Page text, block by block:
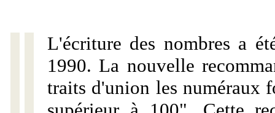
L'écriture des nombres a
1990. La nouvelle
traits d'union les numéraux